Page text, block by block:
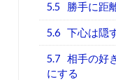
5.5 勝手に距
5.6 下心は隠
5.7
相手の好
にする